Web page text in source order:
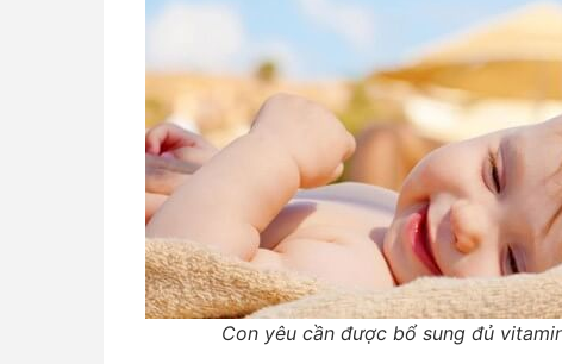
Con yêu cần được bổ sung đủ